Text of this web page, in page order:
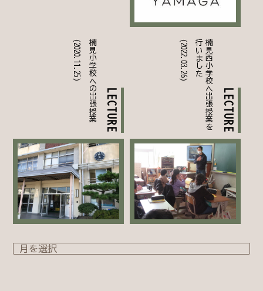
LECTURE
楠
見
西
小
学
校
へ
出
張
授
業
を
行
い
ま
し
た
(2022.03.26)
LECTURE
楠見小学校への出張授業
(2020.11.25)